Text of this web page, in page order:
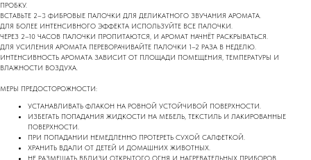
ПРОБКУ.
ВСТАВЬТЕ 2–3 ФИБРОВЫЕ ПАЛОЧКИ ДЛЯ ДЕЛИКАТНОГО ЗВУЧАНИЯ АРОМАТА.
ДЛЯ БОЛЕЕ ИНТЕНСИВНОГО ЭФФЕКТА ИСПОЛЬЗУЙТЕ ВСЕ ПАЛОЧКИ.
ЧЕРЕЗ 2–10 ЧАСОВ ПАЛОЧКИ ПРОПИТАЮТСЯ, И АРОМАТ НАЧНЁТ РАСКРЫВАТЬСЯ.
ДЛЯ УСИЛЕНИЯ АРОМАТА ПЕРЕВОРАЧИВАЙТЕ ПАЛОЧКИ 1–2 РАЗА В НЕДЕЛЮ.
ИНТЕНСИВНОСТЬ АРОМАТА ЗАВИСИТ ОТ ПЛОЩАДИ ПОМЕЩЕНИЯ, ТЕМПЕРАТУРЫ И
ВЛАЖНОСТИ ВОЗДУХА.
МЕРЫ ПРЕДОСТОРОЖНОСТИ:
УСТАНАВЛИВАТЬ ФЛАКОН НА РОВНОЙ УСТОЙЧИВОЙ ПОВЕРХНОСТИ.
ИЗБЕГАТЬ ПОПАДАНИЯ ЖИДКОСТИ НА МЕБЕЛЬ, ТЕКСТИЛЬ И ЛАКИРОВАННЫЕ
ПОВЕРХНОСТИ.
ПРИ ПОПАДАНИИ НЕМЕДЛЕННО ПРОТЕРЕТЬ СУХОЙ САЛФЕТКОЙ.
ХРАНИТЬ ВДАЛИ ОТ ДЕТЕЙ И ДОМАШНИХ ЖИВОТНЫХ.
НЕ РАЗМЕЩАТЬ ВБЛИЗИ ОТКРЫТОГО ОГНЯ И НАГРЕВАТЕЛЬНЫХ ПРИБОРОВ.